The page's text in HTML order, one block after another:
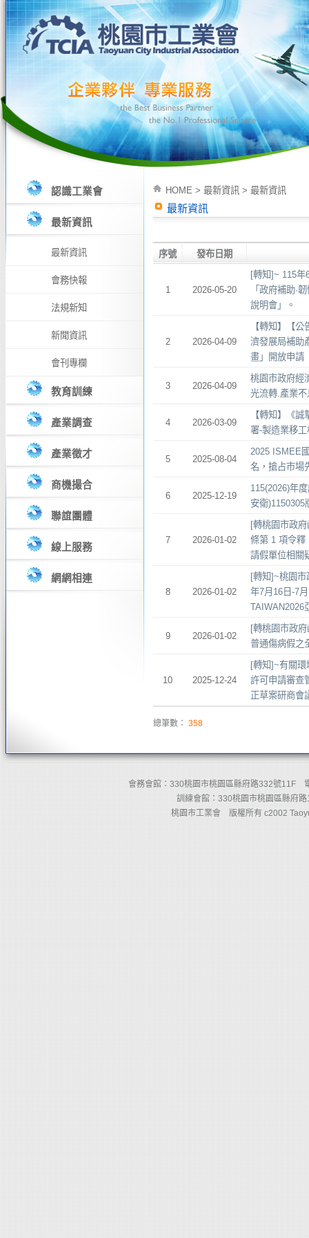
認識工業會
最新資訊
最新資訊
會務快報
法規新知
新聞資訊
會刊專欄
教育訓練
產業調查
產業徵才
商機撮合
聯誼團體
線上服務
網網相連
HOME > 最新資訊 > 最新資訊
最新資訊
序號 發布日期
1 2026-05-20
[轉知]~ 115年
「政府補助·
說明會」。
2 2026-04-09
【轉知】【
濟發展局補助
畫」開放申請
3 2026-04-09
桃園市政府經
光流轉.產業
4 2026-03-09
【轉知】《
署-製造業移
5 2025-08-04
2025 ISMEE
名，搶占市場
6 2025-12-19
115(2026)年
安衛)1150305
7 2026-01-02
[轉桃園市政
條第 1 項令釋
請假單位相關
8 2026-01-02
[轉知]~桃園
年7月16日-7
TAIWAN2026
9 2026-01-02
[轉桃園市政
普通傷病假之
10 2025-12-24
[轉知]~有關
許可申請審查
正草案研商會
總筆數： 358
會務會館：330桃園市桃園區縣府路332號
訓練會館：330桃園市桃園區縣
桃園市工業會 版權所有 c2002